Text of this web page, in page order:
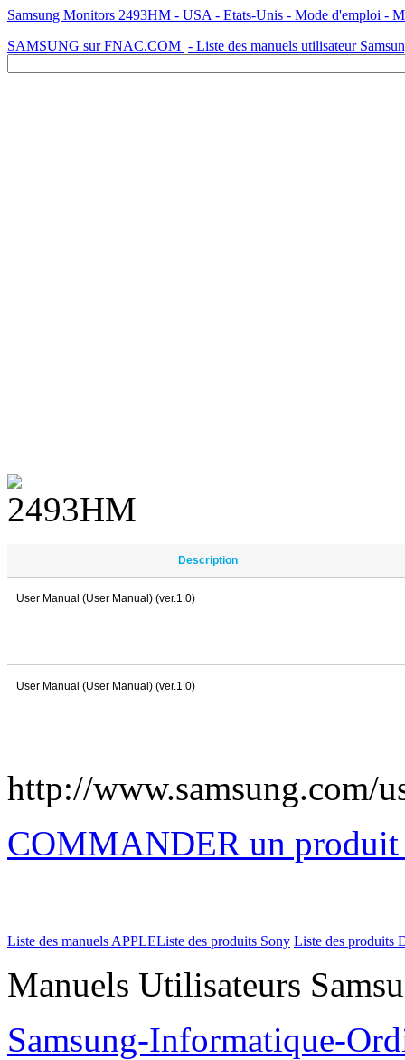
Samsung Monitors 2493HM - USA - Etats-Unis - Mode d'emploi -
SAMSUNG sur FNAC.COM - Liste des manuels utilisateur
Description
User Manual (User Manual) (ver.1.0)
User Manual (User Manual) (ver.1.0)
http://www.samsung.com/
COMMANDER un
Liste des manuels APPLEListe des produits Sony Liste des produits
Manuels Utilisateurs
Samsung-Informatique-